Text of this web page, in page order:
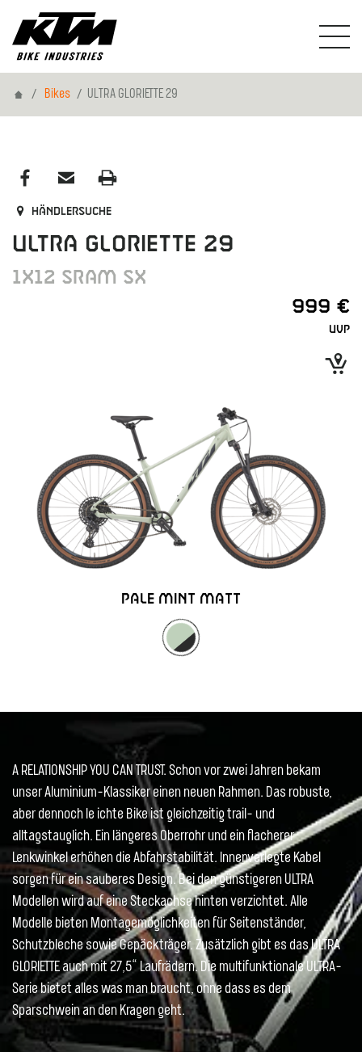
HomeBikes ULTRA GLORIETTE 29
Händlersuche
ULTRA GLORIETTE 29
1X12 SRAM SX
999 €
UVP
PALE MINT MATT
A RELATIONSHIP YOU CAN TRUST. Schon vor zwei Jahren bekam
unser Aluminium-Klassiker einen neuen Rahmen. Das robuste,
aber dennoch le ichte Bike ist gleichzeitig trail- und
alltagstauglich. Ein längeres Oberrohr und ein flacherer
Lenkwinkel erhöhen die Abfahrstabilität. Innenverlegte Kabel
sorgen für ein sauberes Design. Bei den günstigeren ULTRA
Modellen wird auf eine Steckachse hinten verzichtet. Alle
Modelle bieten Montagemöglichkeiten für Seitenständer,
Schutzbleche sowie Gepäckträger. Zusätzlich gibt es das ULTRA
GLORIETTE auch mit 27,5“ Laufrädern. Die multifunktionale ULTRA-
Serie bietet alles was man braucht, ohne dass es dem
Sparschwein an den Kragen geht.